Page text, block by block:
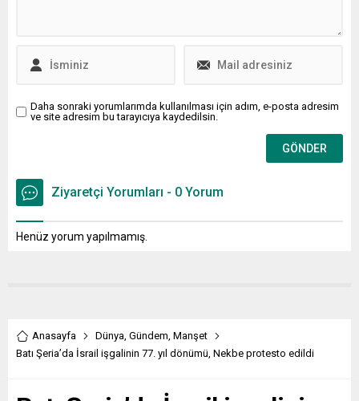
Daha sonraki yorumlarımda kullanılması için adım, e-posta adresim
ve site adresim bu tarayıcıya kaydedilsin.
Ziyaretçi Yorumları - 0 Yorum
Henüz yorum yapılmamış.
Anasayfa Dünya, Gündem, Manşet
Batı Şeria’da İsrail işgalinin 77. yıl dönümü, Nekbe protesto edildi